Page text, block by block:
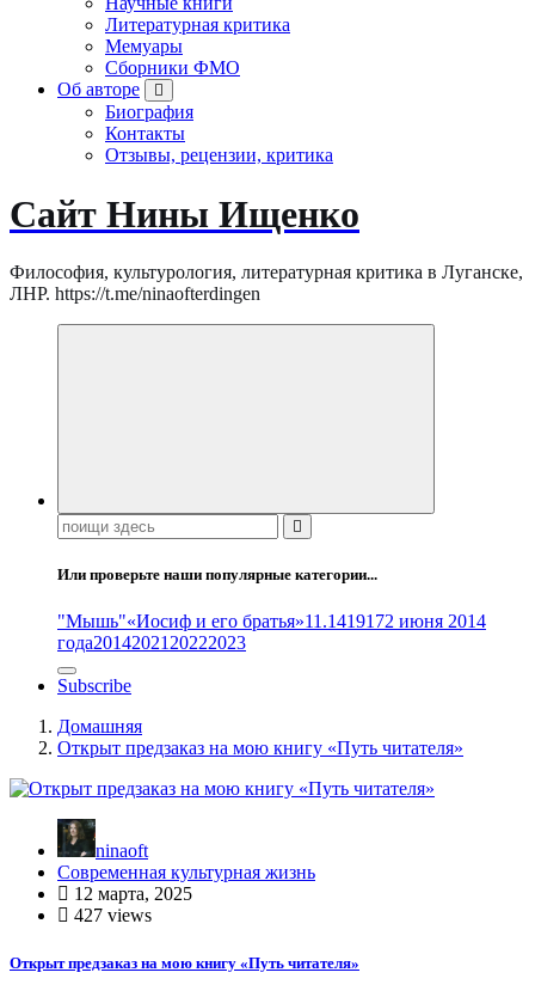
Литературная критика
Мемуары
Сборники ФМО
Об авторе
Биография
Контакты
Отзывы, рецензии, критика
Сайт Нины Ищенко
Философия, культурология, литературная критика в Луганске,
ЛНР. https://t.me/ninaofterdingen
Поиск:
Или проверьте наши популярные категории...
"Мышь"«Иосиф и его братья»11.1419172 июня 2014
года2014202120222023
Subscribe
Домашняя
Открыт предзаказ на мою книгу «Путь читателя»
ninaoft
Современная культурная жизнь
12 марта, 2025
427 views
Открыт предзаказ на мою книгу «Путь читателя»